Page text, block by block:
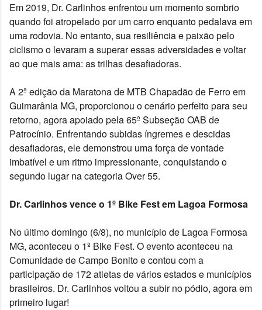
Em 2019, Dr. Carlinhos enfrentou um momento sombrio
quando foi atropelado por um carro enquanto pedalava em
uma rodovia. No entanto, sua resiliência e paixão pelo
ciclismo o levaram a superar essas adversidades e voltar
ao que mais ama: as trilhas desafiadoras.
A 2ª edição da Maratona de MTB Chapadão de Ferro em
Guimarânia MG, proporcionou o cenário perfeito para seu
retorno, agora apoiado pela 65ª Subseção OAB de
Patrocínio. Enfrentando subidas íngremes e descidas
desafiadoras, ele demonstrou uma força de vontade
imbatível e um ritmo impressionante, conquistando o
segundo lugar na categoria Over 55.
Dr. Carlinhos vence o 1º Bike Fest em Lagoa Formosa
No último domingo (6/8), no município de Lagoa Formosa
MG, aconteceu o 1º Bike Fest. O evento aconteceu na
Comunidade de Campo Bonito e contou com a
participação de 172 atletas de vários estados e municípios
brasileiros. Dr. Carlinhos voltou a subir no pódio, agora em
primeiro lugar!